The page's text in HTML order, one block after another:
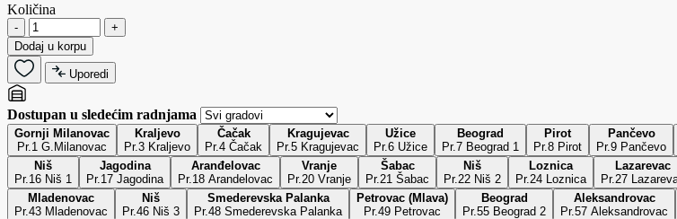
Količina
-
+
Dodaj u korpu
Uporedi
Dostupan u sledećim radnjama
Gornji Milanovac
Pr.1 G.Milanovac
Kraljevo
Pr.3 Kraljevo
Čačak
Pr.4 Čačak
Kragujevac
Pr.5 Kragujevac
Užice
Pr.6 Užice
Beograd
Pr.7 Beograd 1
Pirot
Pr.8 Pirot
Pančevo
Pr.9 Pančevo
Niš
Pr.16 Niš 1
Jagodina
Pr.17 Jagodina
Aranđelovac
Pr.18 Arandelovac
Vranje
Pr.20 Vranje
Šabac
Pr.21 Šabac
Niš
Pr.22 Niš 2
Loznica
Pr.24 Loznica
Lazarevac
Pr.27
Mladenovac
Pr.43 Mladenovac
Niš
Pr.46 Niš 3
Smederevska Palanka
Pr.48 Smederevska Palanka
Petrovac (Mlava)
Pr.49 Petrovac
Beograd
Pr.55 Beograd 2
Aleksandrovac
Pr.57 Aleksandrovac